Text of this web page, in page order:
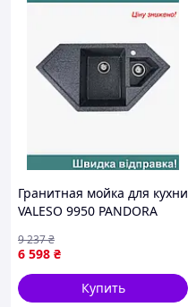
Гранитная мойка для кухни
VALESO 9950 PANDORA
6 598 ₴
9 237₴
Купить